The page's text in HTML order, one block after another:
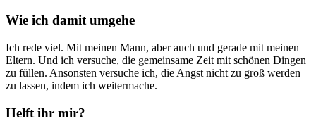
Wie ich damit umgehe
Ich rede viel. Mit meinen Mann, aber auch und gerade mit meinen
Eltern. Und ich versuche, die gemeinsame Zeit mit schönen Dingen
zu füllen. Ansonsten versuche ich, die Angst nicht zu groß werden
zu lassen, indem ich weitermache.
Helft ihr mir?